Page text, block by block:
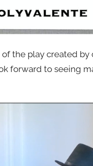
the play created by
forward to seeing